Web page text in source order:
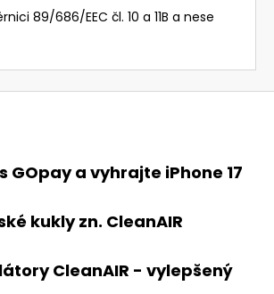
89/686/EEC čl. 10 a 11B a nese
GOpay a vyhrajte iPhone 17
kukly zn. CleanAIR
CleanAIR - vylepšený